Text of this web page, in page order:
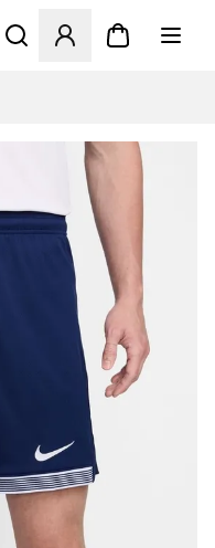
Öffnet ein neues Fenster